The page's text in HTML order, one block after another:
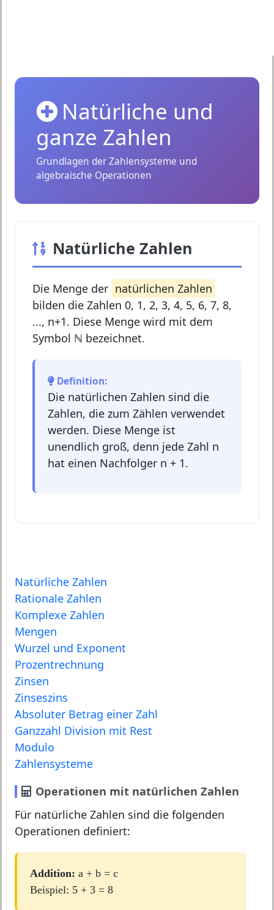
Natürliche und
ganze Zahlen
Grundlagen der Zahlensysteme und
algebraische Operationen
Natürliche Zahlen
Die Menge der natürlichen Zahlen
bilden die Zahlen 0, 1, 2, 3, 4, 5, 6, 7, 8,
..., n+1. Diese Menge wird mit dem
Symbol ℕ bezeichnet.
Definition:
Die natürlichen Zahlen sind die
Zahlen, die zum Zählen verwendet
werden. Diese Menge ist
unendlich groß, denn jede Zahl n
hat einen Nachfolger n + 1.
Natürliche Zahlen
Rationale Zahlen
Komplexe Zahlen
Mengen
Wurzel und Exponent
Prozentrechnung
Zinsen
Zinseszins
Absoluter Betrag einer Zahl
Ganzzahl Division mit Rest
Modulo
Zahlensysteme
Operationen mit natürlichen Zahlen
Für natürliche Zahlen sind die folgenden
Operationen definiert:
Addition: a + b = c
Beispiel: 5 + 3 = 8